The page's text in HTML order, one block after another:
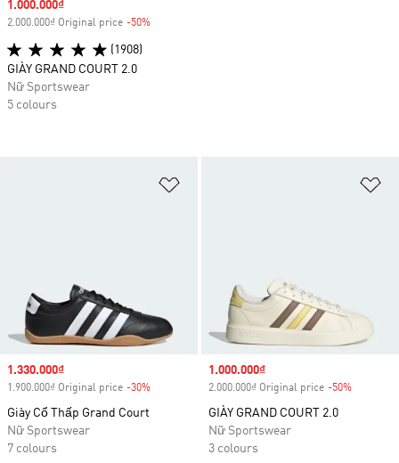
Sale price
1.330.000₫
1.900.000₫ Original price -30%
Giày Cổ Thấp Grand Court
Nữ Sportswear
7 colours
Sale price
1.000.000₫
2.000.000₫ Original price -50%
GIÀY GRAND COURT 2.0
Nữ Sportswear
3 colours
Sale price
1.000.000₫
2.000.000₫ Original price -50%
(1908)
GIÀY GRAND COURT 2.0
Nữ Sportswear
5 colours